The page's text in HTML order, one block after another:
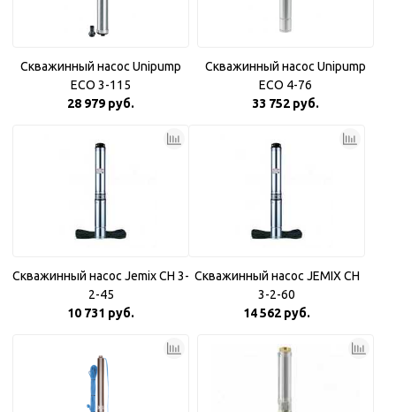
Скважинный насос Unipump
ECO 3-115
28 979 руб.
Скважинный насос Unipump
ECO 4-76
33 752 руб.
Скважинный насос Jemix CH 3-
2-45
10 731 руб.
Скважинный насос JEMIX CH
3-2-60
14 562 руб.